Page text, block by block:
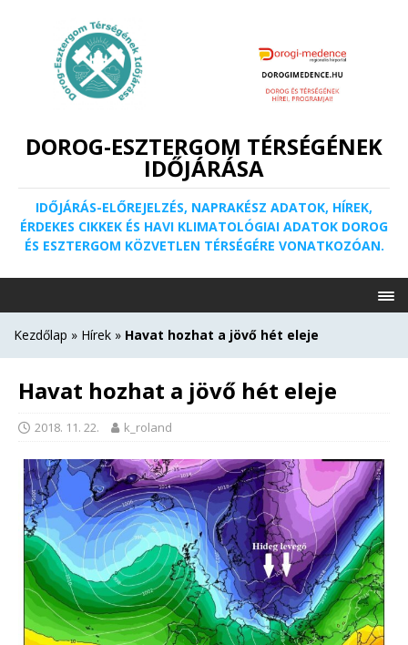
DOROG-ESZTERGOM TÉRSÉGÉNEK
IDŐJÁRÁSA
IDŐJÁRÁS-ELŐREJELZÉS, NAPRAKÉSZ ADATOK, HÍREK,
ÉRDEKES CIKKEK ÉS HAVI KLIMATOLÓGIAI ADATOK DOROG
ÉS ESZTERGOM KÖZVETLEN TÉRSÉGÉRE VONATKOZÓAN.
Kezdőlap » Hírek » Havat hozhat a jövő hét eleje
Havat hozhat a jövő hét eleje
2018. 11. 22. k_roland